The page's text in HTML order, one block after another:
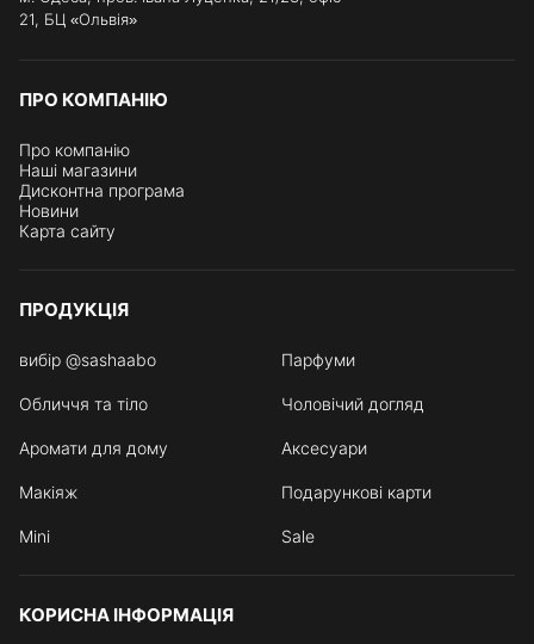
ПРО КОМПАНІЮ
Про компанію
Наші магазини
Дисконтна програма
Новини
Карта сайту
ПРОДУКЦІЯ
вибір @sashaabo Парфуми
Обличчя та тіло Чоловічий догляд
Аромати для дому Аксесуари
Макіяж Подарункові карти
Mini Sale
КОРИСНА ІНФОРМАЦІЯ
21, БЦ «Ольвія»